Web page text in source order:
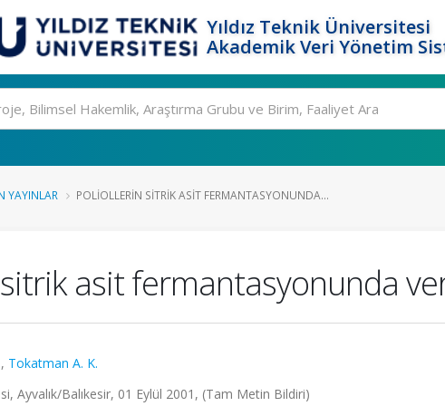
Yıldız Teknik Üniversitesi
Akademik Veri Yönetim
YAYINLAR POLIOLLERIN SITRIK ASIT FERMANTASYONUNDA...
asit fermantasyonunda
, Tokatman A. K.
Ayvalık/Balıkesir, 01 Eylül 2001, (Tam Metin Bildiri)